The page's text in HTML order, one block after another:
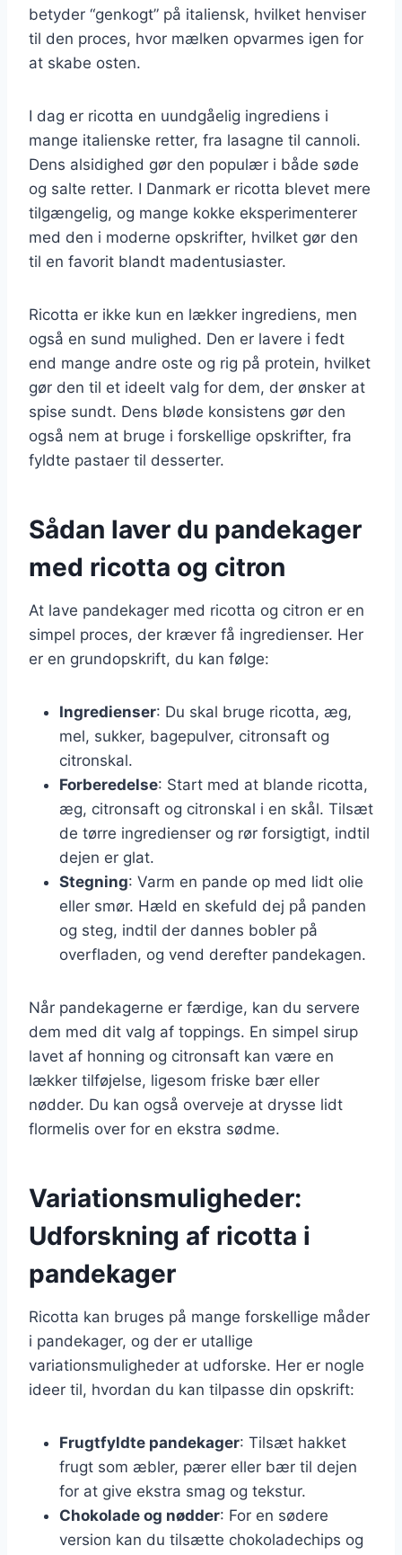
betyder “genkogt” på italiensk, hvilket henviser
til den proces, hvor mælken opvarmes igen for
at skabe osten.
I dag er ricotta en uundgåelig ingrediens i
mange italienske retter, fra lasagne til cannoli.
Dens alsidighed gør den populær i både søde
og salte retter. I Danmark er ricotta blevet mere
tilgængelig, og mange kokke eksperimenterer
med den i moderne opskrifter, hvilket gør den
til en favorit blandt madentusiaster.
Ricotta er ikke kun en lækker ingrediens, men
også en sund mulighed. Den er lavere i fedt
end mange andre oste og rig på protein, hvilket
gør den til et ideelt valg for dem, der ønsker at
spise sundt. Dens bløde konsistens gør den
også nem at bruge i forskellige opskrifter, fra
fyldte pastaer til desserter.
Sådan laver du pandekager
med ricotta og citron
At lave pandekager med ricotta og citron er en
simpel proces, der kræver få ingredienser. Her
er en grundopskrift, du kan følge:
Ingredienser: Du skal bruge ricotta, æg,
mel, sukker, bagepulver, citronsaft og
citronskal.
Forberedelse: Start med at blande ricotta,
æg, citronsaft og citronskal i en skål. Tilsæt
de tørre ingredienser og rør forsigtigt, indtil
dejen er glat.
Stegning: Varm en pande op med lidt olie
eller smør. Hæld en skefuld dej på panden
og steg, indtil der dannes bobler på
overfladen, og vend derefter pandekagen.
Når pandekagerne er færdige, kan du servere
dem med dit valg af toppings. En simpel sirup
lavet af honning og citronsaft kan være en
lækker tilføjelse, ligesom friske bær eller
nødder. Du kan også overveje at drysse lidt
flormelis over for en ekstra sødme.
Variationsmuligheder:
Udforskning af ricotta i
pandekager
Ricotta kan bruges på mange forskellige måder
i pandekager, og der er utallige
variationsmuligheder at udforske. Her er nogle
ideer til, hvordan du kan tilpasse din opskrift:
Frugtfyldte pandekager: Tilsæt hakket
frugt som æbler, pærer eller bær til dejen
for at give ekstra smag og tekstur.
Chokolade og nødder: For en sødere
version kan du tilsætte chokoladechips og